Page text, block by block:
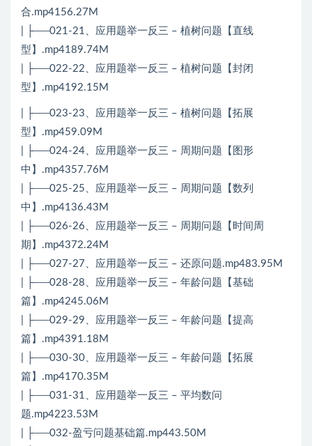
合.mp4156.27M
| ├──021-21、应用题举一反三 – 植树问题【直线
型】.mp4189.74M
| ├──022-22、应用题举一反三 – 植树问题【封闭
型】.mp4192.15M
| ├──023-23、应用题举一反三 – 植树问题【拓展
型】.mp459.09M
| ├──024-24、应用题举一反三 – 周期问题【图形
中】.mp4357.76M
| ├──025-25、应用题举一反三 – 周期问题【数列
中】.mp4136.43M
| ├──026-26、应用题举一反三 – 周期问题【时间周
期】.mp4372.24M
| ├──027-27、应用题举一反三 – 还原问题.mp483.95M
| ├──028-28、应用题举一反三 – 年龄问题【基础
篇】.mp4245.06M
| ├──029-29、应用题举一反三 – 年龄问题【提高
篇】.mp4391.18M
| ├──030-30、应用题举一反三 – 年龄问题【拓展
篇】.mp4170.35M
| ├──031-31、应用题举一反三 – 平均数问
题.mp4223.53M
| ├──032-盈亏问题基础篇.mp443.50M